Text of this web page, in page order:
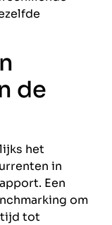
de
het
in
Een
om
tijd tot